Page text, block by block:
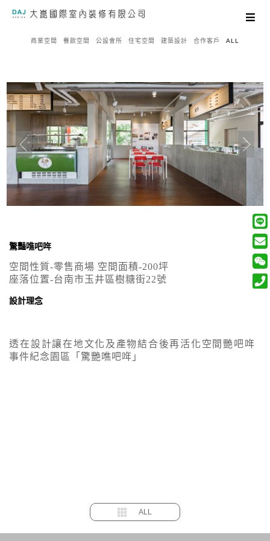
商業空間 餐飲空間 公設會所 住宅空間 建築設計 合作客戶 ALL
驚豔噍吧哖
空間性質-零售商場 空間面積-200坪
座落位置-台南市玉井區樹糖街22號
設計理念
透在設計讓在地文化及產物結合後再活化空間艷吧哖
事件紀念園區「驚艷噍吧哖」
ALL